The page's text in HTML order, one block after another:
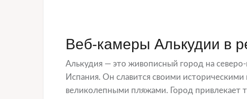
Веб-камеры Алькудии в
Алькудия — это живописный город на
Испания. Он славится своими
великолепными пляжами. Город привлекает